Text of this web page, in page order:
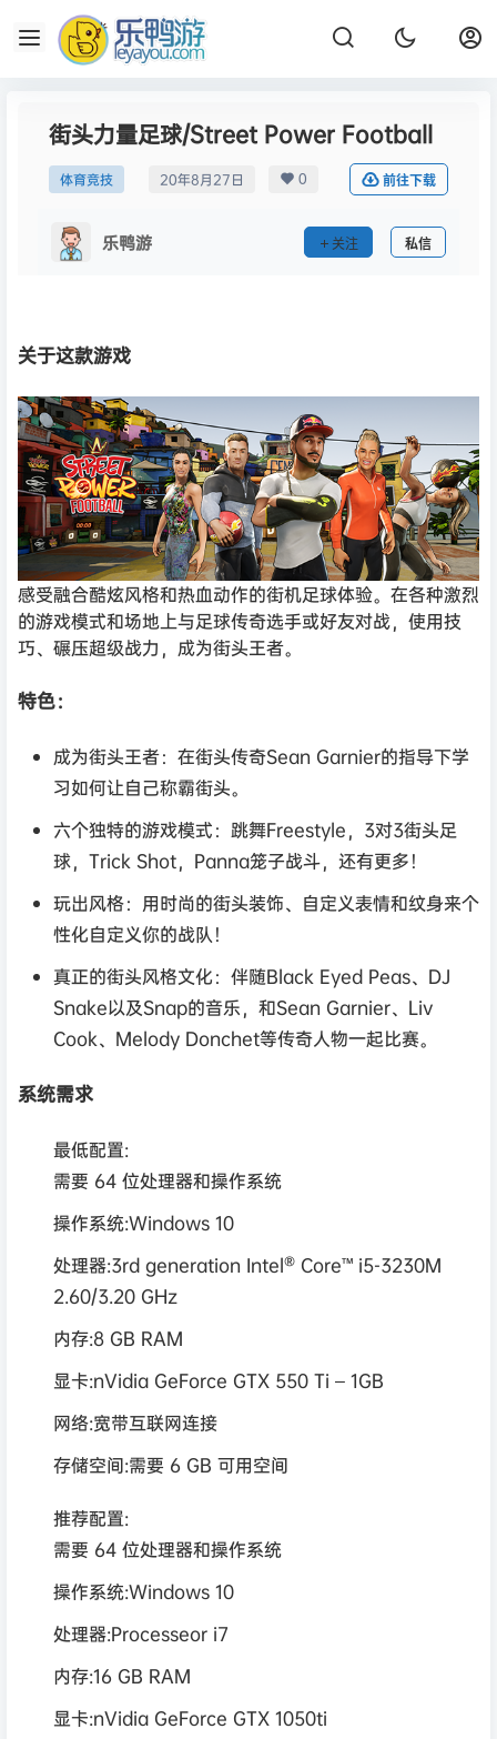
街头力量足球/Street Power Football
体育竞技 20年8月27日 0 前往下载
乐鸭游 关注 私信
关于这款游戏
感受融合酷炫风格和热血动作的街机足球体验。在各种激烈
的游戏模式和场地上与足球传奇选手或好友对战，使用技
巧、碾压超级战力，成为街头王者。
特色：
成为街头王者：在街头传奇Sean Garnier的指导下学
习如何让自己称霸街头。
六个独特的游戏模式：跳舞Freestyle，3对3街头足
球，Trick Shot，Panna笼子战斗，还有更多！
玩出风格：用时尚的街头装饰、自定义表情和纹身来个
性化自定义你的战队！
真正的街头风格文化：伴随Black Eyed Peas、DJ
Snake以及Snap的音乐，和Sean Garnier、Liv
Cook、Melody Donchet等传奇人物一起比赛。
系统需求
最低配置:
需要 64 位处理器和操作系统
操作系统:Windows 10
处理器:3rd generation Intel® Core™ i5-3230M
2.60/3.20 GHz
内存:8 GB RAM
显卡:nVidia GeForce GTX 550 Ti – 1GB
网络:宽带互联网连接
存储空间:需要 6 GB 可用空间
推荐配置:
需要 64 位处理器和操作系统
操作系统:Windows 10
处理器:Processeor i7
内存:16 GB RAM
显卡:nVidia GeForce GTX 1050ti